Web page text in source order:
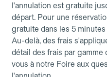
l'annulation est gratuite
départ. Pour une
gratuite dans les 5
Au-delà, des frais
détail des frais par
vous à notre Foire aux